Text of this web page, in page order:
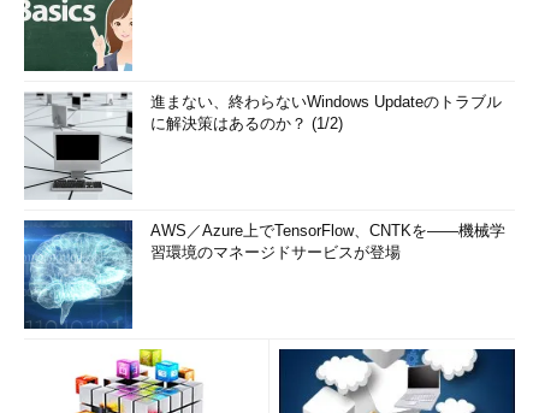
進まない、終わらないWindows Updateのトラブル
に解決策はあるのか？ (1/2)
AWS／Azure上でTensorFlow、CNTKを――機械学
習環境のマネージドサービスが登場